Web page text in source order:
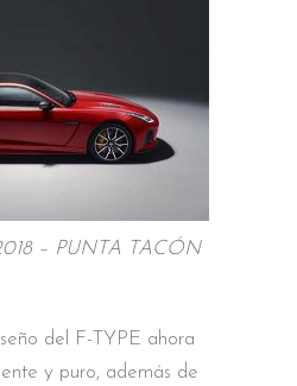
– PUNTA TACÓN
del F-TYPE ahora
y puro, además de